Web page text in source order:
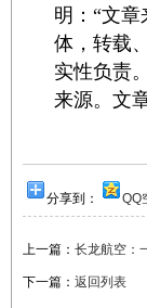
明：“文
体，转载
实性负责
来源。文
分享到： QQ
上一篇： 长龙航空：
下一篇： 返回列表